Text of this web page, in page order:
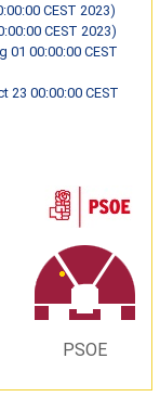
CEST 2023)
CEST 2023)
00:00:00 CEST
23 00:00:00 CEST
PSOE